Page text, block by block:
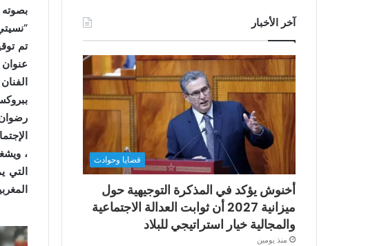
التي
آخر الأخبار
قضايا وحوادث
أخنوش يؤكد في المذكرة التوجيهية حول
ميزانية 2027 أن ثوابت العدالة الاجتماعية
والمجالية خيار استراتيجي للبلاد
منذ يومين